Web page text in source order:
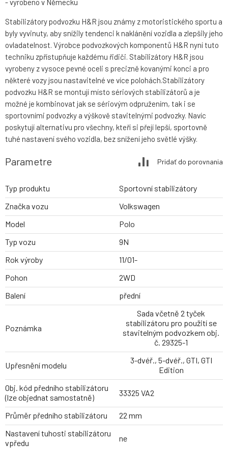
- vyrobeno v Německu
Stabilizátory podvozku H&R jsou známy z motoristického sportu a
byly vyvinuty, aby snížily tendenci k naklánění vozidla a zlepšily jeho
ovladatelnost. Výrobce podvozkových komponentů H&R nyní tuto
techniku zpřístupňuje každému řidiči. Stabilizátory H&R jsou
vyrobeny z vysoce pevné oceli s precizně kovanými konci a pro
některé vozy jsou nastavitelné ve více polohách.Stabilizátory
podvozku H&R se montují místo sériových stabilizátorů a je
možné je kombinovat jak se sériovým odpružením, tak i se
sportovními podvozky a výškově stavitelnými podvozky. Navíc
poskytují alternativu pro všechny, kteří si přejí lepší, sportovně
tuhé nastavení svého vozidla, bez snížení jeho světlé výšky.
Parametre Pridať do porovnania
Typ produktu
Sportovní stabilizátory
Značka vozu
Volkswagen
Model
Polo
Typ vozu
9N
Rok výroby
11/01-
Pohon
2WD
Balení
přední
Poznámka
Sada včetně 2 tyček
stabilizátoru pro použití se
stavitelným podvozkem obj.
č. 29325-1
Upřesnění modelu
3-dvéř., 5-dvéř., GTI, GTI
Edition
Obj. kód předního stabilizátoru
(lze objednat samostatně)
33325 VA2
Průměr předního stabilizátoru
22 mm
Nastavení tuhosti stabilizátoru
vpředu
ne